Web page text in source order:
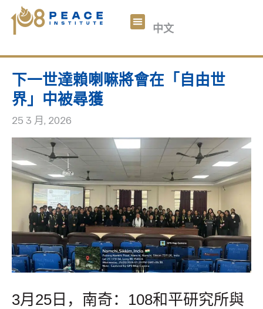
中文
English
下一世達賴喇嘛將會在「自由世
界」中被尋獲
25 3 月, 2026
3月25日，南奇：108和平研究所與